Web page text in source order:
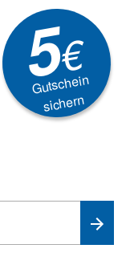
5€
Gutschein
sichern